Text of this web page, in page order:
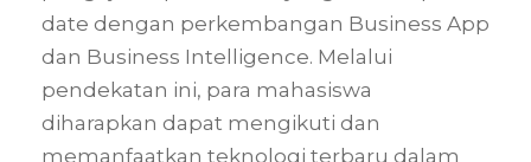
date dengan perkembangan Business App
dan Business Intelligence. Melalui
pendekatan ini, para mahasiswa
diharapkan dapat mengikuti dan
memanfaatkan teknologi terbaru dalam